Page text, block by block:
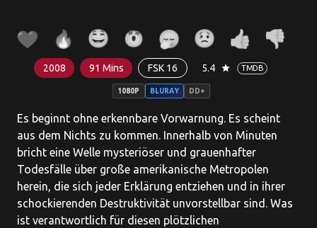
2008 91 Mins FSK 16 5.4 star TMDB
1080P BLURAY DD+
Es beginnt ohne erkennbare Vorwarnung. Es scheint
aus dem Nichts zu kommen. Innerhalb von Minuten
bricht eine Welle mysteriöser und grauenhafter
Todesfälle über große amerikanische Metropolen
herein, die sich jeder Erklärung entziehen und in ihrer
schockierenden Destruktivität unvorstellbar sind. Was
ist verantwortlich für diesen plötzlichen